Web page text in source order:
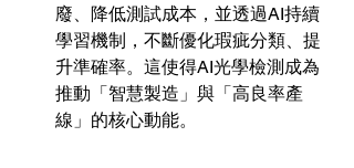
廢、降低測試成本，並透過AI持續
學習機制，不斷優化瑕疵分類、提
升準確率。這使得AI光學檢測成為
推動「智慧製造」與「高良率產
線」的核心動能。